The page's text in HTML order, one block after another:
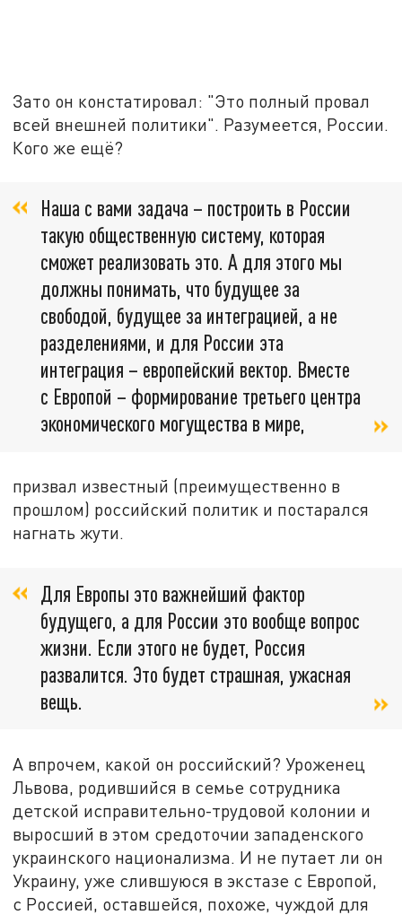
Зато он констатировал: "Это полный провал
всей внешней политики". Разумеется, России.
Кого же ещё?
Наша с вами задача – построить в России
такую общественную систему, которая
сможет реализовать это. А для этого мы
должны понимать, что будущее за
свободой, будущее за интеграцией, а не
разделениями, и для России эта
интеграция – европейский вектор. Вместе
с Европой – формирование третьего центра
экономического могущества в мире,
призвал известный (преимущественно в
прошлом) российский политик и постарался
нагнать жути.
Для Европы это важнейший фактор
будущего, а для России это вообще вопрос
жизни. Если этого не будет, Россия
развалится. Это будет страшная, ужасная
вещь.
А впрочем, какой он российский? Уроженец
Львова, родившийся в семье сотрудника
детской исправительно-трудовой колонии и
выросший в этом средоточии западенского
украинского национализма. И не путает ли он
Украину, уже слившуюся в экстазе с Европой,
с Россией, оставшейся, похоже, чуждой для